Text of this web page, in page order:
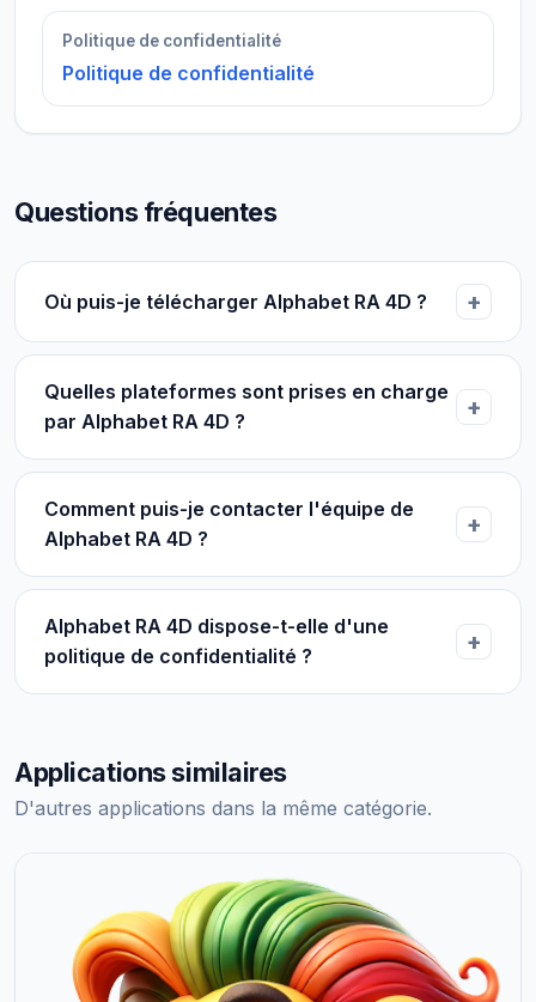
Politique de confidentialité
Politique de confidentialité
Questions fréquentes
Où puis-je télécharger Alphabet RA 4D ?
Quelles plateformes sont prises en charge
par Alphabet RA 4D ?
Comment puis-je contacter l'équipe de
Alphabet RA 4D ?
Alphabet RA 4D dispose-t-elle d'une
politique de confidentialité ?
Applications similaires
D'autres applications dans la même catégorie.